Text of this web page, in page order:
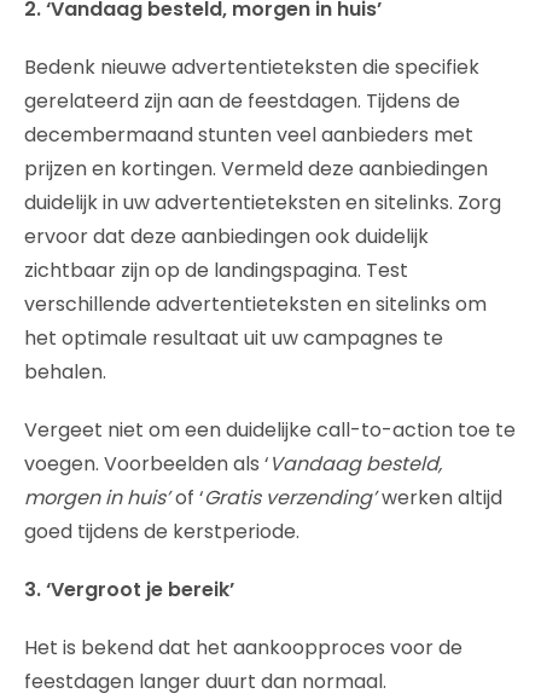
2. ‘Vandaag besteld, morgen in huis’
Bedenk nieuwe advertentieteksten die specifiek
gerelateerd zijn aan de feestdagen. Tijdens de
decembermaand stunten veel aanbieders met
prijzen en kortingen. Vermeld deze aanbiedingen
duidelijk in uw advertentieteksten en sitelinks. Zorg
ervoor dat deze aanbiedingen ook duidelijk
zichtbaar zijn op de landingspagina. Test
verschillende advertentieteksten en sitelinks om
het optimale resultaat uit uw campagnes te
behalen.
Vergeet niet om een duidelijke call-to-action toe te
voegen. Voorbeelden als ‘Vandaag besteld,
morgen in huis’of ‘Gratis verzending’werken altijd
goed tijdens de kerstperiode.
3. ‘Vergroot je bereik’
Het is bekend dat het aankoopproces voor de
feestdagen langer duurt dan normaal.